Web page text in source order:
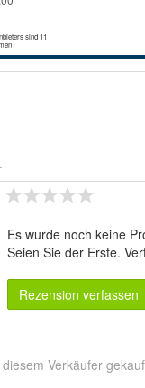
Es wurde noch keine
Seien Sie der Erste.
Rezension verfassen
Verkäufer